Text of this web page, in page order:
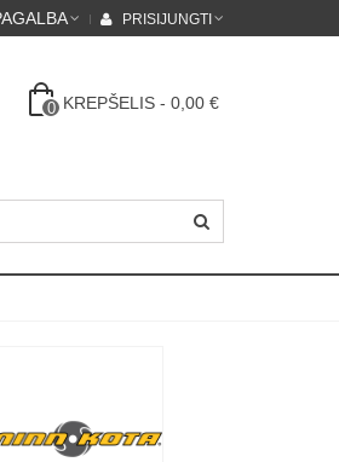
PRISIJUNGTI
0 KREPŠELIS - 0,00 €